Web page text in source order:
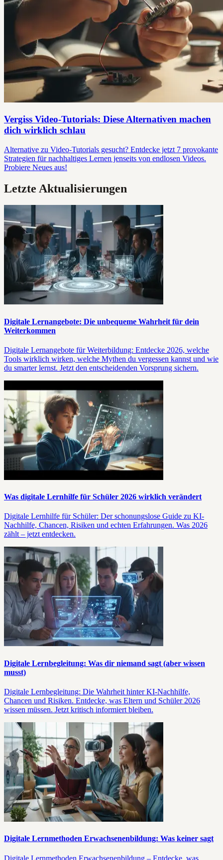
Vergiss Video-Tutorials: Diese Alternativen machen
dich wirklich schlau
Alternative zu Video-Tutorials gesucht? Entdecke jetzt 7 provokante
Strategien für nachhaltiges Lernen jenseits von endlosen Videos.
Probiere Neues aus!
Letzte Aktualisierungen
Digitale Lernangebote: Die unbequeme Wahrheit für dein
Weiterkommen
Digitale Lernangebote für Weiterbildung: Entdecke 2026, welche
Tools wirklich wirken, welche Mythen du vergessen kannst und wie
du smarter lernst. Jetzt den entscheidenden Vorsprung sichern.
Was digitale Lernhilfe für Schüler 2026 wirklich verändert
Digitale Lernhilfe für Schüler: Der schonungslose Guide zu KI-
Nachhilfe, Chancen, Risiken und echten Erfahrungen. Was 2026
zählt – jetzt entdecken.
Digitale Lernbegleitung: Was dir niemand sagt (aber wissen
musst)
Digitale Lernbegleitung: Die Wahrheit hinter KI-Nachhilfe,
Chancen und Risiken. Entdecke, was Eltern und Schüler 2026
wissen müssen. Jetzt kritisch informiert bleiben.
Digitale Lernmethoden Erwachsenenbildung: Was keiner sagt
Digitale Lernmethoden Erwachsenenbildung – Entdecke, was